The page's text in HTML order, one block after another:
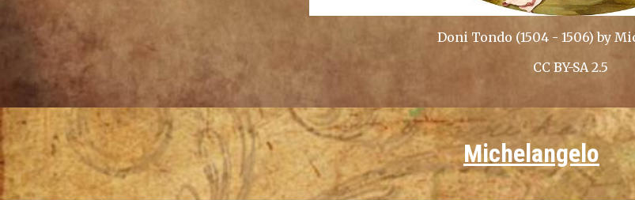
Doni Tondo (1504 - 1506) by
CC BY-SA 2.5
Michelangelo